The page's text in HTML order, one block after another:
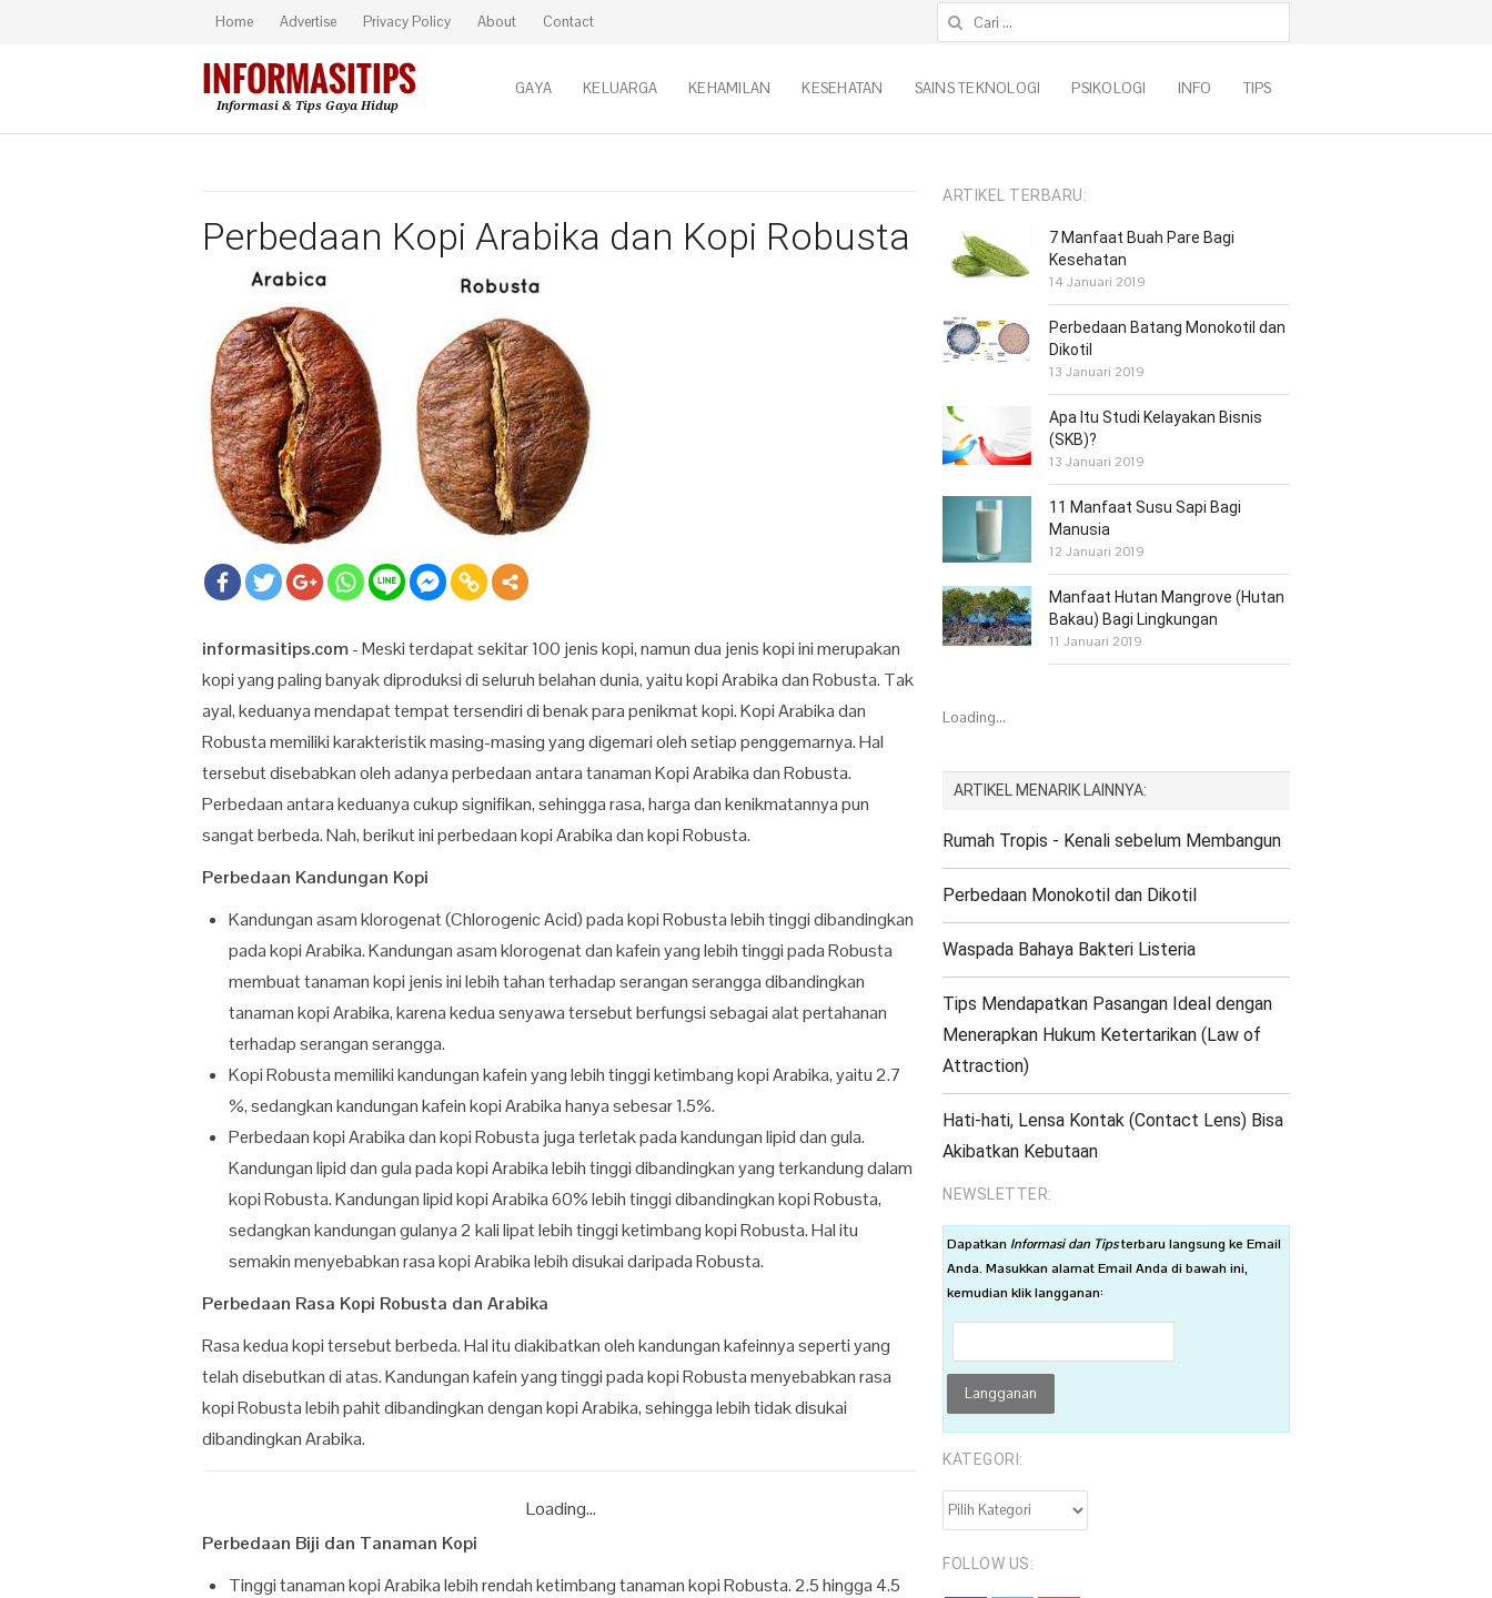
Home Advertise Privacy Policy About Contact Cari untuk:
GAYA KELUARGA KEHAMILAN KESEHATAN SAINS TEKNOLOGI PSIKOLOGI INFO TIPS
Perbedaan Kopi Arabika dan Kopi Robusta
informasitips.com- Meski terdapat sekitar 100 jenis kopi, namun dua jenis kopi ini merupakan
kopi yang paling banyak diproduksi di seluruh belahan dunia, yaitu kopi Arabika dan Robusta. Tak
ayal, keduanya mendapat tempat tersendiri di benak para penikmat kopi. Kopi Arabika dan
Robusta memiliki karakteristik masing-masing yang digemari oleh setiap penggemarnya. Hal
tersebut disebabkan oleh adanya perbedaan antara tanaman Kopi Arabika dan Robusta.
Perbedaan antara keduanya cukup signifikan, sehingga rasa, harga dan kenikmatannya pun
sangat berbeda. Nah, berikut ini perbedaan kopi Arabika dan kopi Robusta.
Perbedaan Kandungan Kopi
Kandungan asam klorogenat (Chlorogenic Acid) pada kopi Robusta lebih tinggi dibandingkan
pada kopi Arabika. Kandungan asam klorogenat dan kafein yang lebih tinggi pada Robusta
membuat tanaman kopi jenis ini lebih tahan terhadap serangan serangga dibandingkan
tanaman kopi Arabika, karena kedua senyawa tersebut berfungsi sebagai alat pertahanan
terhadap serangan serangga.
Kopi Robusta memiliki kandungan kafein yang lebih tinggi ketimbang kopi Arabika, yaitu 2.7
%, sedangkan kandungan kafein kopi Arabika hanya sebesar 1.5%.
Perbedaan kopi Arabika dan kopi Robusta juga terletak pada kandungan lipid dan gula.
Kandungan lipid dan gula pada kopi Arabika lebih tinggi dibandingkan yang terkandung dalam
kopi Robusta. Kandungan lipid kopi Arabika 60% lebih tinggi dibandingkan kopi Robusta,
sedangkan kandungan gulanya 2 kali lipat lebih tinggi ketimbang kopi Robusta. Hal itu
semakin menyebabkan rasa kopi Arabika lebih disukai daripada Robusta.
Perbedaan Rasa Kopi Robusta dan Arabika
Rasa kedua kopi tersebut berbeda. Hal itu diakibatkan oleh kandungan kafeinnya seperti yang
telah disebutkan di atas. Kandungan kafein yang tinggi pada kopi Robusta menyebabkan rasa
kopi Robusta lebih pahit dibandingkan dengan kopi Arabika, sehingga lebih tidak disukai
dibandingkan Arabika.
Loading...
Perbedaan Biji dan Tanaman Kopi
Tinggi tanaman kopi Arabika lebih rendah ketimbang tanaman kopi Robusta. 2.5 hingga 4.5
ARTIKEL TERBARU:
7 Manfaat Buah Pare Bagi
Kesehatan
14 Januari 2019
Perbedaan Batang Monokotil dan
Dikotil
13 Januari 2019
Apa Itu Studi Kelayakan Bisnis
(SKB)?
13 Januari 2019
11 Manfaat Susu Sapi Bagi
Manusia
12 Januari 2019
Manfaat Hutan Mangrove (Hutan
Bakau) Bagi Lingkungan
11 Januari 2019
Loading...
ARTIKEL MENARIK LAINNYA:
Rumah Tropis - Kenali sebelum Membangun
Perbedaan Monokotil dan Dikotil
Waspada Bahaya Bakteri Listeria
Tips Mendapatkan Pasangan Ideal dengan
Menerapkan Hukum Ketertarikan (Law of
Attraction)
Hati-hati, Lensa Kontak (Contact Lens) Bisa
Akibatkan Kebutaan
NEWSLETTER:
DapatkanInformasi dan Tipsterbaru langsung ke Email
Anda. Masukkan alamat Email Anda di bawah ini,
kemudian klik langganan:
KATEGORI:
KATEGORI:
FOLLOW US: